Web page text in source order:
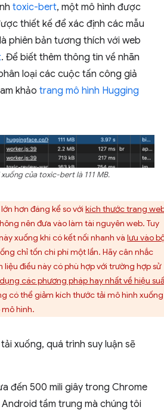
toxic-bert, một mô hình được
thiết kế để xác định các mẫu
phiên bản tương thích với web
. Để biết thêm thông tin về nhãn
loại các cuộc tấn công giả
khảo trang mô hình Hugging
của toxic-bert là 111 MB.
hơn đáng kể so với kích thước trang
nên đưa vào làm tài nguyên web. Tuy
xuống khi có kết nối nhanh và lưu vào
chỉ tốn chi phí một lần. Hãy cân nhắc
điều này có phù hợp với trường hợp sử
các phương pháp hay nhất về hiệu
có thể giảm kích thước tải mô hình xuống
hình.
xuống, quá trình suy luận sẽ
đến 500 mili giây trong Chrome
tầm trung mà chúng tôi